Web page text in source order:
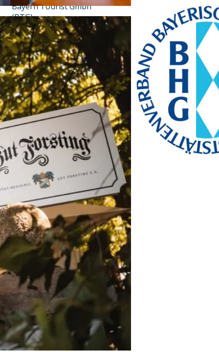
Bayern Tourist Gmbh
(BTG)
Prinz-Ludwig-Palais
Türkenstraße 7
80333 München
Telefon: +49 89 28760-
117
Fax: +49 89 28760-121
bayerischekueche@btg-
service.de
www.btg-service.de